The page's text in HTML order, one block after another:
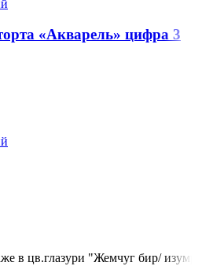
«Акварель» цифра 3
в цв.глазури "Жемчуг бир/